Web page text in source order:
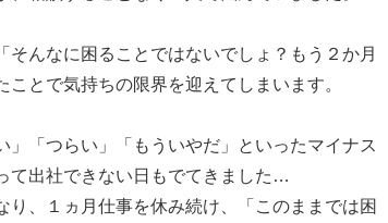
んなに困ることではないでしょ？もう２か月
とで気持ちの限界を迎えてしまいます。
」「つらい」「もういやだ」といったマイナス
て出社できない日もでてきました…
、１ヵ月仕事を休み続け、「このままでは困